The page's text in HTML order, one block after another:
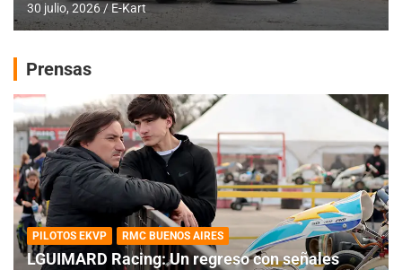
30 julio, 2026 E-Kart
Prensas
PILOTOS EKVP RMC BUENOS AIRES
LGUIMARD Racing: Un regreso con señales